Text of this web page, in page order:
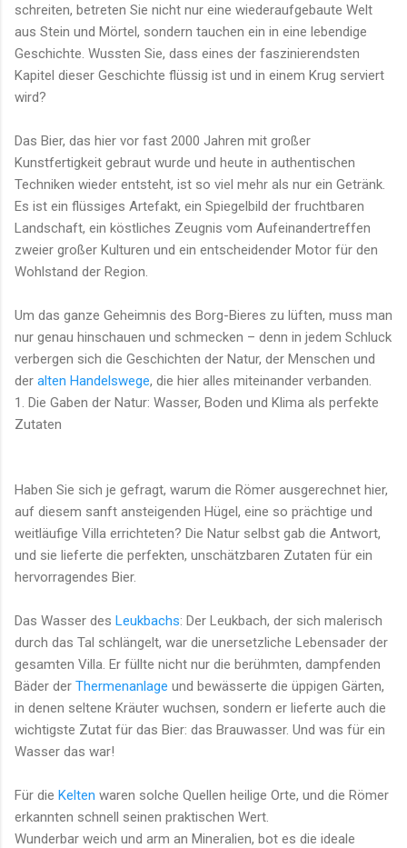
schreiten, betreten Sie nicht nur eine wiederaufgebaute Welt
aus Stein und Mörtel, sondern tauchen ein in eine lebendige
Geschichte. Wussten Sie, dass eines der faszinierendsten
Kapitel dieser Geschichte flüssig ist und in einem Krug serviert
wird?
Das Bier, das hier vor fast 2000 Jahren mit großer
Kunstfertigkeit gebraut wurde und heute in authentischen
Techniken wieder entsteht, ist so viel mehr als nur ein Getränk.
Es ist ein flüssiges Artefakt, ein Spiegelbild der fruchtbaren
Landschaft, ein köstliches Zeugnis vom Aufeinandertreffen
zweier großer Kulturen und ein entscheidender Motor für den
Wohlstand der Region.
Um das ganze Geheimnis des Borg-Bieres zu lüften, muss man
nur genau hinschauen und schmecken – denn in jedem Schluck
verbergen sich die Geschichten der Natur, der Menschen und
der alten Handelswege, die hier alles miteinander verbanden.
1. Die Gaben der Natur: Wasser, Boden und Klima als perfekte
Zutaten
Haben Sie sich je gefragt, warum die Römer ausgerechnet hier,
auf diesem sanft ansteigenden Hügel, eine so prächtige und
weitläufige Villa errichteten? Die Natur selbst gab die Antwort,
und sie lieferte die perfekten, unschätzbaren Zutaten für ein
hervorragendes Bier.
Das Wasser des Leukbachs: Der Leukbach, der sich malerisch
durch das Tal schlängelt, war die unersetzliche Lebensader der
gesamten Villa. Er füllte nicht nur die berühmten, dampfenden
Bäder der Thermenanlage und bewässerte die üppigen Gärten,
in denen seltene Kräuter wuchsen, sondern er lieferte auch die
wichtigste Zutat für das Bier: das Brauwasser. Und was für ein
Wasser das war!
Für die Kelten waren solche Quellen heilige Orte, und die Römer
erkannten schnell seinen praktischen Wert.
Wunderbar weich und arm an Mineralien, bot es die ideale